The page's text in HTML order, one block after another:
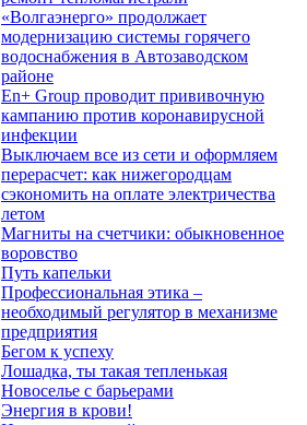
«Волгаэнерго» продолжает
модернизацию системы горячего
водоснабжения в Автозаводском
районе
En+ Group проводит прививочную
кампанию против коронавирусной
инфекции
Выключаем все из сети и оформляем
перерасчет: как нижегородцам
сэкономить на оплате электричества
летом
Магниты на счетчики: обыкновенное
воровство
Путь капельки
Профессиональная этика –
необходимый регулятор в механизме
предприятия
Бегом к успеху
Лошадка, ты такая тепленькая
Новоселье с барьерами
Энергия в крови!